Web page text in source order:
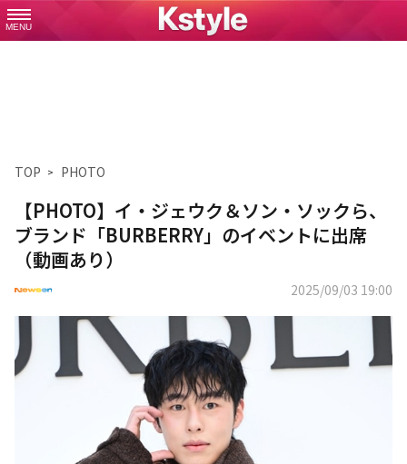
MENU
TOP PHOTO
【PHOTO】イ・ジェウク＆ソン・ソックら、
ブランド「BURBERRY」のイベントに出席
（動画あり）
2025/09/03 19:00